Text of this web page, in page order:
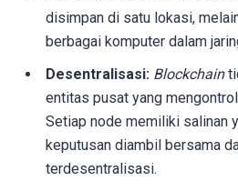
disimpan di satu lokasi,
berbagai komputer dalam
Desentralisasi: Blockchain
entitas pusat yang
Setiap node memiliki salinan
keputusan diambil bersama
terdesentralisasi.